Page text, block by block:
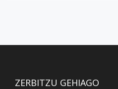
ZERBITZU GEHIAGO